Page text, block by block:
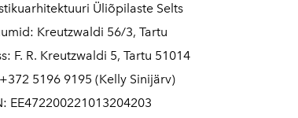
Üliõpilaste Selts
Kreutzwaldi 56/3, Tartu
F. R. Kreutzwaldi 5, Tartu 51014
5196 9195 (Kelly Sinijärv)
EE472200221013204203